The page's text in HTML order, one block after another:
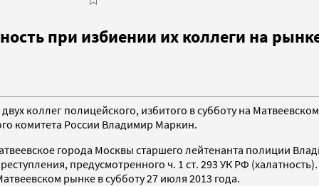
при избиении их коллеги на
коллег полицейского, избитого в субботу на
комитета России Владимир Маркин.
города Москвы старшего лейтенанта полиции
предусмотренного ч. 1 ст. 293 УК РФ
рынке в субботу 27 июля 2013 года.